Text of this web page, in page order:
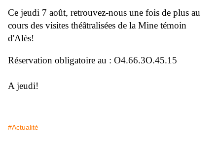
Ce jeudi 7 août, retrouvez-nous une fois de plus au
cours des visites théâtralisées de la Mine témoin
d'Alès!
Réservation obligatoire au : O4.66.3O.45.15
A jeudi!
#Actualité